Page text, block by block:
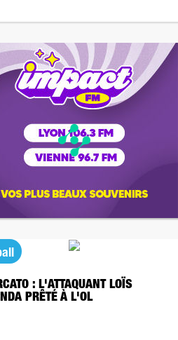
: L'ATTAQUANT LOÏS
PRÊTÉ À L'OL